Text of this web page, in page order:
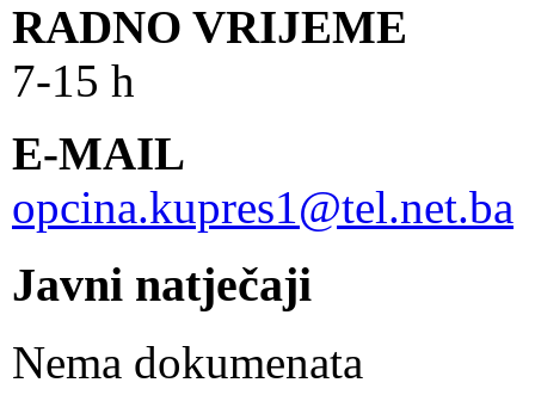
RADNO VRIJEME
7-15 h
E-MAIL
opcina.kupres1@tel.net.ba
Javni natječaji
Nema dokumenata